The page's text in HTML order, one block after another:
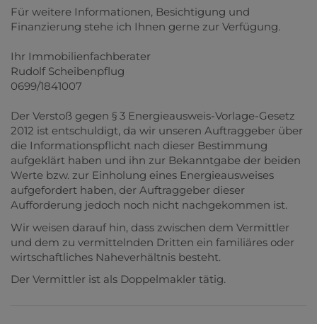
Für weitere Informationen, Besichtigung und
Finanzierung stehe ich Ihnen gerne zur Verfügung.
Ihr Immobilienfachberater
Rudolf Scheibenpflug
0699/1841007
Der Verstoß gegen § 3 Energieausweis-Vorlage-Gesetz
2012 ist entschuldigt, da wir unseren Auftraggeber über
die Informationspflicht nach dieser Bestimmung
aufgeklärt haben und ihn zur Bekanntgabe der beiden
Werte bzw. zur Einholung eines Energieausweises
aufgefordert haben, der Auftraggeber dieser
Aufforderung jedoch noch nicht nachgekommen ist.
Wir weisen darauf hin, dass zwischen dem Vermittler
und dem zu vermittelnden Dritten ein familiäres oder
wirtschaftliches Naheverhältnis besteht.
Der Vermittler ist als Doppelmakler tätig.